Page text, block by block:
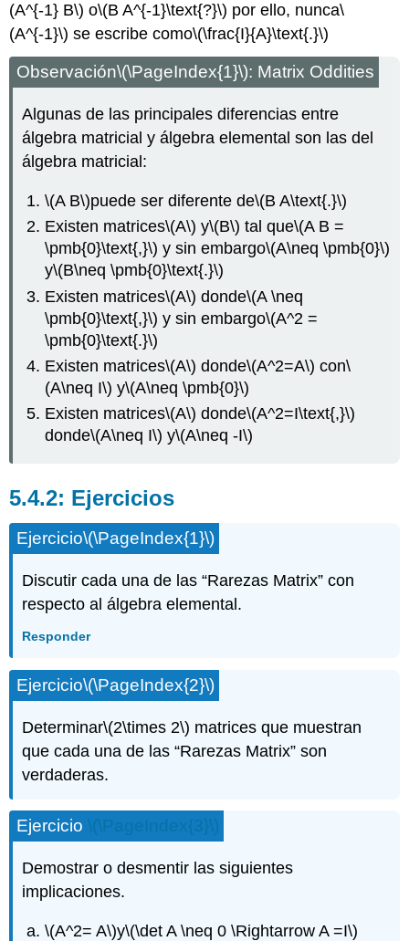
(A^{-1} B\) o\(B A^{-1}\text{?}\) por ello, nunca\
(A^{-1}\) se escribe como\(\frac{I}{A}\text{.}\)
Observación\(\PageIndex{1}\): Matrix Oddities
Algunas de las principales diferencias entre
álgebra matricial y álgebra elemental son las del
álgebra matricial:
\(A B\)puede ser diferente de\(B A\text{.}\)
Existen matrices\(A\) y\(B\) tal que\(A B =
\pmb{0}\text{,}\) y sin embargo\(A\neq \pmb{0}\)
y\(B\neq \pmb{0}\text{.}\)
Existen matrices\(A\) donde\(A \neq
\pmb{0}\text{,}\) y sin embargo\(A^2 =
\pmb{0}\text{.}\)
Existen matrices\(A\) donde\(A^2=A\) con\
(A\neq I\) y\(A\neq \pmb{0}\)
Existen matrices\(A\) donde\(A^2=I\text{,}\)
donde\(A\neq I\) y\(A\neq -I\)
Ejercicios
Ejercicio\(\PageIndex{1}\)
Discutir cada una de las “Rarezas Matrix” con
respecto al álgebra elemental.
Responder
Ejercicio\(\PageIndex{2}\)
Determinar\(2\times 2\) matrices que muestran
que cada una de las “Rarezas Matrix” son
verdaderas.
Ejercicio \(\PageIndex{3}\)
Demostrar o desmentir las siguientes
implicaciones.
\(A^2= A\)y\(\det A \neq 0 \Rightarrow A =I\)